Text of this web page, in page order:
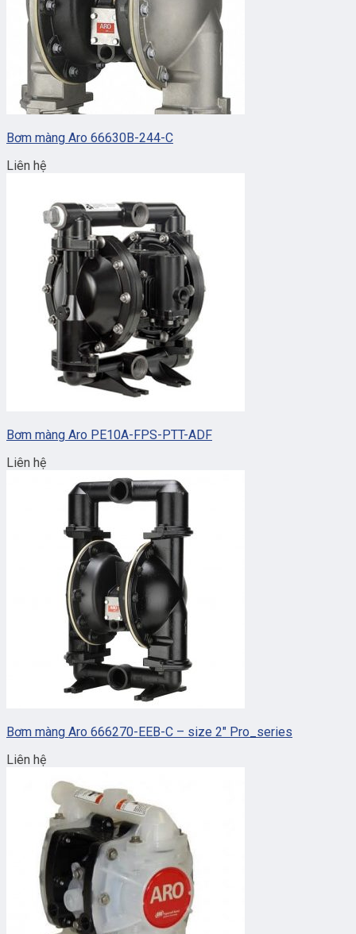
Bơm màng Aro 66630B-244-C
Liên hệ
Bơm màng Aro PE10A-FPS-PTT-ADF
Liên hệ
Bơm màng Aro 666270-EEB-C – size 2″ Pro_series
Liên hệ